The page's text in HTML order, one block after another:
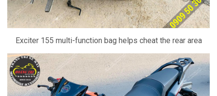
Exciter 155 multi-function bag helps cheat the rear area